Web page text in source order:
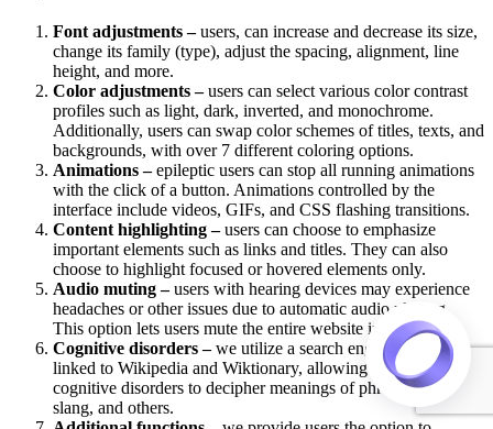
Font adjustments –users, can increase and decrease its size,
change its family (type), adjust the spacing, alignment, line
height, and more.
Color adjustments –users can select various color contrast
profiles such as light, dark, inverted, and monochrome.
Additionally, users can swap color schemes of titles, texts, and
backgrounds, with over 7 different coloring options.
Animations –epileptic users can stop all running animations
with the click of a button. Animations controlled by the
interface include videos, GIFs, and CSS flashing transitions.
Content highlighting –users can choose to emphasize
important elements such as links and titles. They can also
choose to highlight focused or hovered elements only.
Audio muting –users with hearing devices may experience
headaches or other issues due to automatic audio playing.
This option lets users mute the entire website instantly.
Cognitive disorders –we utilize a search engine that is
linked to Wikipedia and Wiktionary, allowing people with
cognitive disorders to decipher meanings of phrases, initials,
slang, and others.